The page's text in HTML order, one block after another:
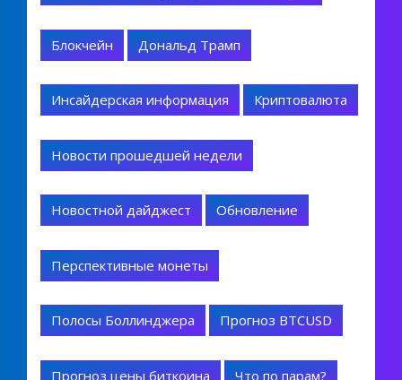
Блокчейн Дональд Трамп
Инсайдерская информация Криптовалюта
Новости прошедшей недели
Новостной дайджест Обновление
Перспективные монеты
Полосы Боллинджера Прогноз BTCUSD
Прогноз цены биткоина Что по парам?